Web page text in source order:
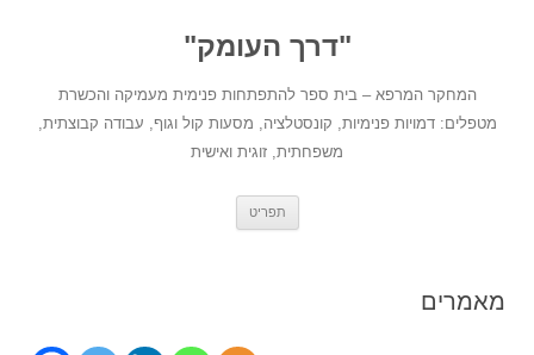
"דרך העומק"
המחקר המרפא – בית ספר להתפתחות פנימית מעמיקה והכשרת
מטפלים: דמויות פנימיות, קונסטלציה, מסעות קול וגוף, עבודה קבוצתית,
משפחתית, זוגית ואישית
תפריט
מאמרים